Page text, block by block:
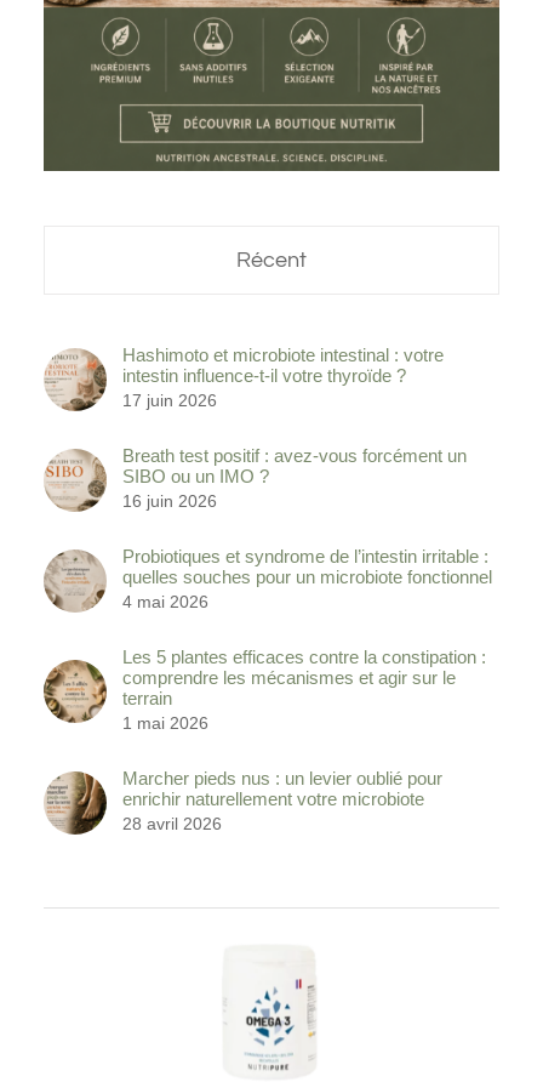
Récent
Hashimoto et microbiote intestinal : votre
Breath test positif : avez-vous forcément un
SIBO ou un IMO ?
16 juin 2026
Probiotiques et syndrome de l’intestin irritable :
quelles souches pour un microbiote fonctionnel
4 mai 2026
Les 5 plantes efficaces contre la constipation :
comprendre les mécanismes et agir sur le
terrain
Marcher pieds nus : un levier oublié pour
enrichir naturellement votre microbiote
28 avril 2026